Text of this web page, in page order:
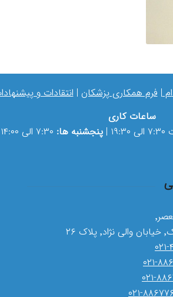
|فرم همکاری پزشکان |انتقادات و
ساعات کاری
| پنجشنبه ها:
۲۶
۰۲۱
۰۲۱
۰۲۱